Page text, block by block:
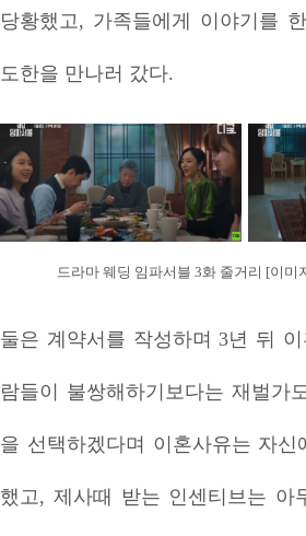
당황했고, 가족들에게 이야기를
도한을 만나러 갔다.
드라마 웨딩 임파서블 3화 줄거리 [이미
둘은 계약서를 작성하며 3년 뒤
람들이 불쌍해하기보다는 재벌가
을 선택하겠다며 이혼사유는 자
했고, 제사때 받는 인센티브는 아